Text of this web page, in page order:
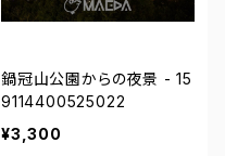
鍋冠山公園からの夜景 - 15
9114400525022
¥3,300